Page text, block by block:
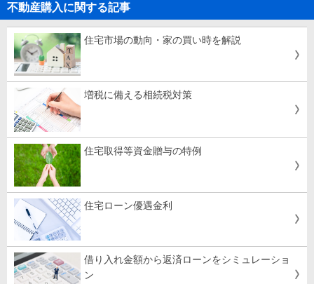
不動産購入に関する記事
住宅市場の動向・家の買い時を解説
増税に備える相続税対策
住宅取得等資金贈与の特例
住宅ローン優遇金利
借り入れ金額から返済ローンをシミュレーショ
ン